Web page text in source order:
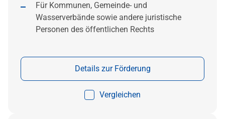
Für Kommunen, Gemeinde- und
Wasserverbände sowie andere juristische
Personen des öffentlichen Rechts
Vergleichen
Details zur Förderung